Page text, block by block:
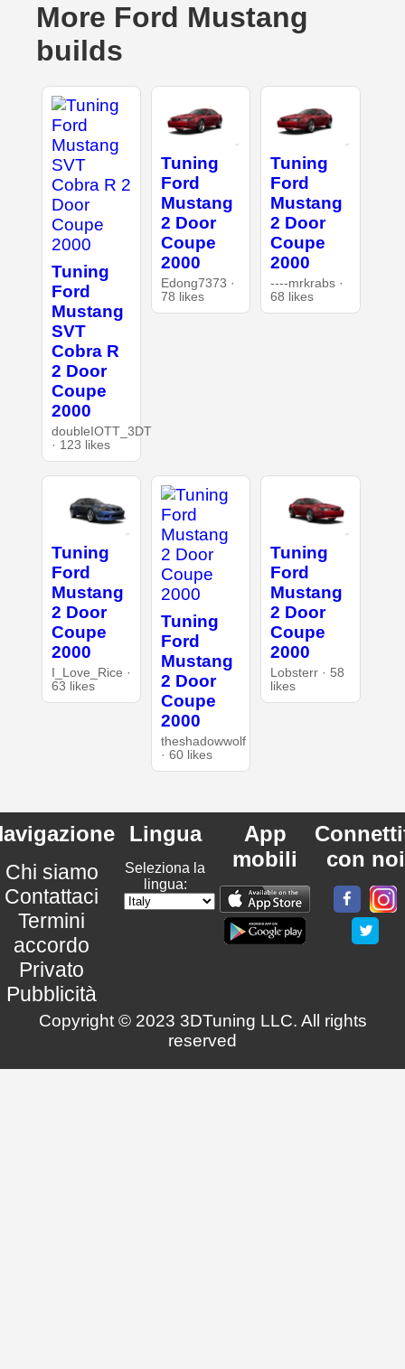
More Ford Mustang
builds
Tuning
Ford
Mustang
SVT
Cobra R
2 Door
Coupe
2000
doubleIOTT_3DT
· 123 likes
Tuning
Ford
Mustang
2 Door
Coupe
2000
Edong7373 ·
78 likes
Tuning
Ford
Mustang
2 Door
Coupe
2000
----mrkrabs ·
68 likes
Tuning
Ford
Mustang
2 Door
Coupe
2000
I_Love_Rice ·
63 likes
Tuning
Ford
Mustang
2 Door
Coupe
2000
theshadowwolf
· 60 likes
Tuning
Ford
Mustang
2 Door
Coupe
2000
Lobsterr · 58
likes
Chi siamo
Contattaci
Termini
accordo
Privato
Pubblicità
Lingua
Seleziona la
lingua:
App
mobili
con noi
Copyright © 2023 3DTuning LLC. All rights
reserved